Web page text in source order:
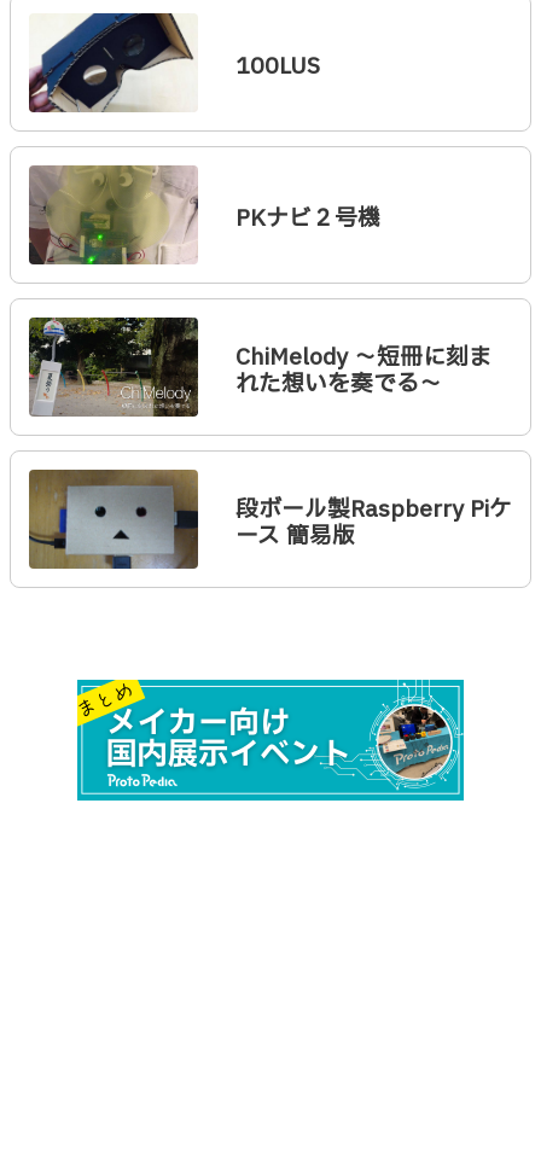
100LUS
PKナビ２号機
ChiMelody 〜短冊に刻ま
れた想いを奏でる〜
段ボール製Raspberry Piケ
ース 簡易版